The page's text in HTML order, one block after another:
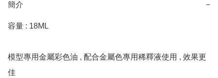
簡介 −
容量 : 18ML
模型專用金屬彩色油 , 配合金屬色專用稀釋液使用 , 效果更
佳